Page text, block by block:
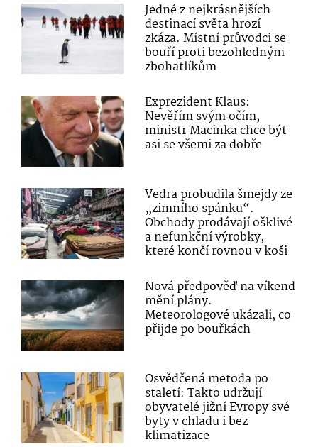
Jedné z nejkrásnějších
destinací světa hrozí
zkáza. Místní průvodci se
bouří proti bezohledným
zbohatlíkům
Exprezident Klaus:
Nevěřím svým očím,
ministr Macinka chce být
asi se všemi za dobře
Vedra probudila šmejdy ze
„zimního spánku“.
Obchody prodávají ošklivé
a nefunkční výrobky,
které končí rovnou v koši
Nová předpověď na víkend
mění plány.
Meteorologové ukázali, co
přijde po bouřkách
Osvědčená metoda po
staletí: Takto udržují
obyvatelé jižní Evropy své
byty v chladu i bez
klimatizace